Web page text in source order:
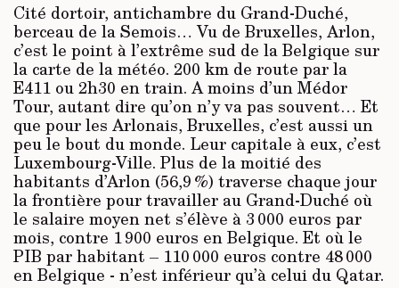
Cité dortoir, antichambre du Grand-Duché,
berceau de la Semois… Vu de Bruxelles, Arlon,
c’est le point à l’extrême sud de la Belgique sur
la carte de la météo. 200 km de route par la
E411 ou 2h30 en train. A moins d’un Médor
Tour, autant dire qu’on n’y va pas souvent… Et
que pour les Arlonais, Bruxelles, c’est aussi un
peu le bout du monde. Leur capitale à eux, c’est
Luxembourg-Ville. Plus de la moitié des
habitants d’Arlon (56,9 %) traverse chaque jour
la frontière pour travailler au Grand-Duché où
le salaire moyen net s’élève à 3 000 euros par
mois, contre 1 900 euros en Belgique. Et où le
PIB par habitant – 110 000 euros contre 48 000
en Belgique - n’est inférieur qu’à celui du Qatar.